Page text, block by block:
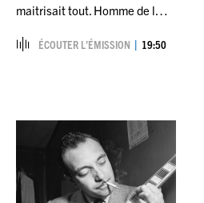
maitrisait tout. Homme de l…
ÉCOUTER L’ÉMISSION 19:50